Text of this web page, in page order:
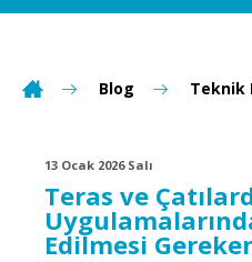
Blog Teknik
13 Ocak 2026 Salı
Teras ve
Edilmesi